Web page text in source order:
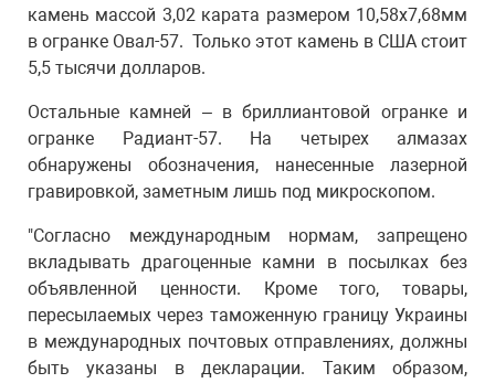
камень массой 3,02 карата размером 10,58х7,68мм
в огранке Овал-57. Только этот камень в США стоит
5,5 тысячи долларов.
Остальные камней – в бриллиантовой огранке и
огранке Радиант-57. На четырех алмазах
обнаружены обозначения, нанесенные лазерной
гравировкой, заметным лишь под микроскопом.
"Согласно международным нормам, запрещено
вкладывать драгоценные камни в посылках без
объявленной ценности. Кроме того, товары,
пересылаемых через таможенную границу Украины
в международных почтовых отправлениях, должны
быть указаны в декларации. Таким образом,